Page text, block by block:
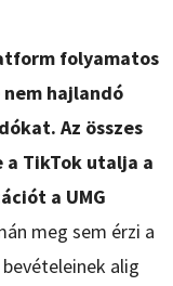
folyamatos
hajlandó
Az összes
TikTok utalja a
a UMG
meg sem érzi a
alig